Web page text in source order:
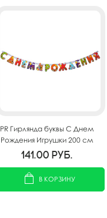
PR Гирлянда буквы С Днем
Рождения Игрушки 200 см
141.00 руб.
В КОРЗИНУ